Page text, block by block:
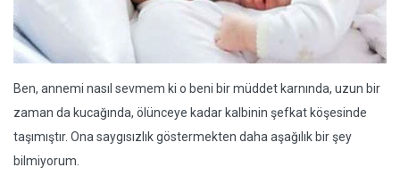
Ben, annemi nasıl sevmem ki o beni bir müddet karnında, uzun bir
zaman da kucağında, ölünceye kadar kalbinin şefkat köşesinde
taşımıştır. Ona saygısızlık göstermekten daha aşağılık bir şey
bilmiyorum.